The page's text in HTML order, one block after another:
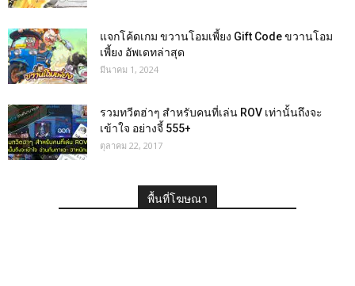
แจกโค้ดเกม ขวานโอมเพี้ยง Gift Code ขวานโอม
เพี้ยง อัพเดทล่าสุด
มีนาคม 1, 2024
รวมทวีตฮ่าๆ สำหรับคนที่เล่น ROV เท่านั้นถึงจะ
เข้าใจ อย่างจี้ 555+
ตุลาคม 22, 2017
พื้นที่โฆษณา